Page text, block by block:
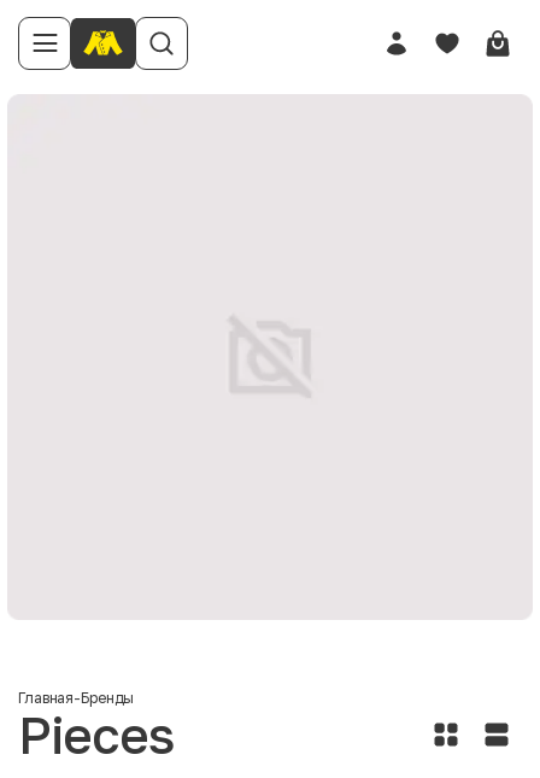
Главная-Бренды
Pieces